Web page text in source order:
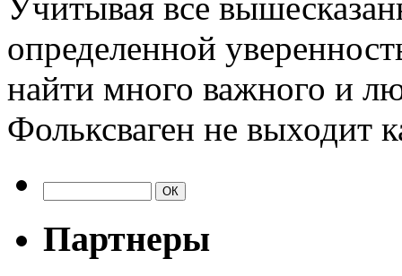
Учитывая все
определенной
найти много важного и
Фольксваген не выходит
Партнеры